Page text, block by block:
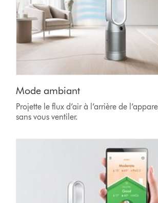
Mode ambiant
Projette le flux d’air à l’arrière de
sans vous ventiler.